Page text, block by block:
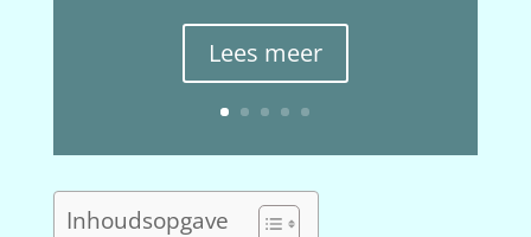
Lees meer
Inhoudsopgave